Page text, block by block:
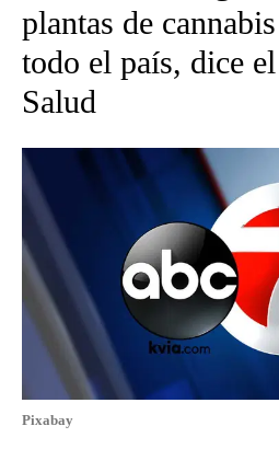
plantas de
todo el país, dice
Salud
Pixabay